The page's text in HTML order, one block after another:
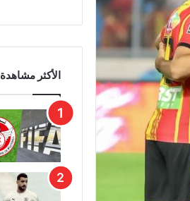
الأكثر مشاهدة